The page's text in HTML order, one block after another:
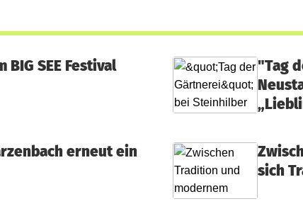
SEE Festival
"Tag
erneut ein
sich